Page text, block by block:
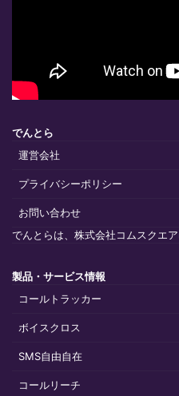
でんとら
運営会社
プライバシーポリシー
お問い合わせ
でんとらは、株式会社コムスクエ
製品・サービス情報
コールトラッカー
ボイスクロス
SMS自由自在
コールリーチ